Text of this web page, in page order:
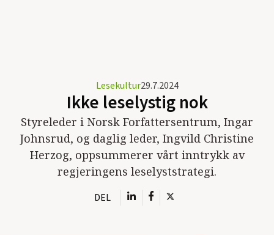
Lesekultur29.7.2024
Ikke leselystig nok
Styreleder i Norsk Forfattersentrum, Ingar
Johnsrud, og daglig leder, Ingvild Christine
Herzog, oppsummerer vårt inntrykk av
regjeringens leselyststrategi.
DEL